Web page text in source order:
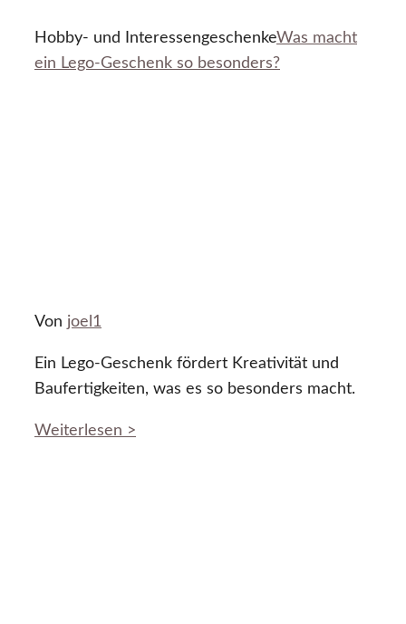
Hobby- und InteressengeschenkeWas macht
ein Lego-Geschenk so besonders?
Von joel1
Ein Lego-Geschenk fördert Kreativität und
Baufertigkeiten, was es so besonders macht.
Weiterlesen >